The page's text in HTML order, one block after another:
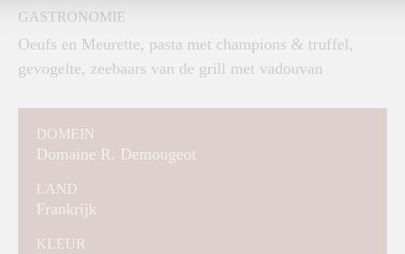
GASTRONOMIE
Oeufs en Meurette, pasta met champions & truffel,
gevogelte, zeebaars van de grill met vadouvan
DOMEIN
Domaine R. Demougeot
LAND
Frankrijk
KLEUR